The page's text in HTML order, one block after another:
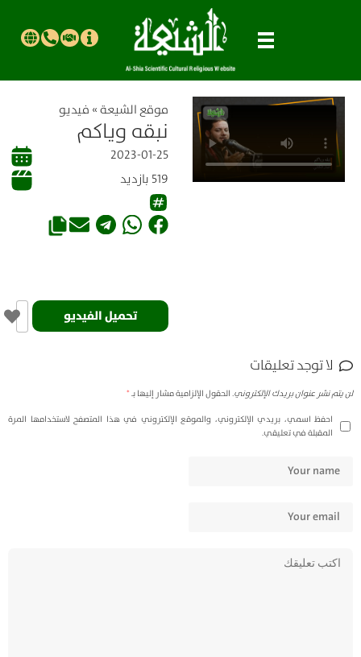
موقع الشیعة» فيديو
نبقه وياكم
2023-01-25
519 بازدید
تحميل الفيديو
لا توجد تعليقات
لن يتم نشر عنوان بريدك الإلكتروني.الحقول الإلزامية مشار إليها بـ*
احفظ اسمي، بريدي الإلكتروني، والموقع الإلكتروني في هذا المتصفح لاستخدامها المرة
المقبلة في تعليقي.